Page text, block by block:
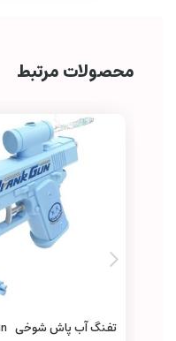
محصولات مرتبط
تفنگ آب پاش شوخی Prank Water Gun